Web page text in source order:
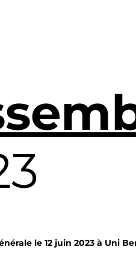
le 12 juin 2023 à Uni